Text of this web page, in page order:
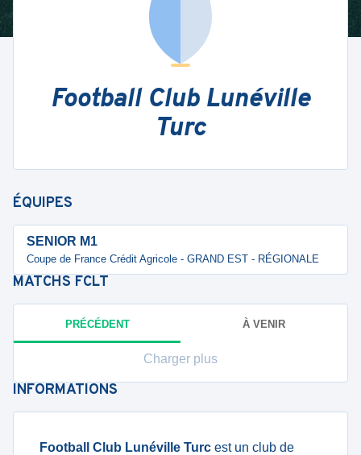
Football Club Lunéville
Turc
ÉQUIPES
SENIOR M1
Coupe de France Crédit Agricole - GRAND EST - RÉGIONALE
MATCHS FCLT
PRÉCÉDENT À VENIR
Charger plus
INFORMATIONS
Football Club Lunéville Turc est un club de